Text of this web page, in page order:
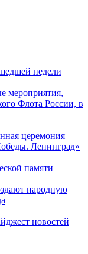
недели
мероприятия,
Флота России, в
церемония
Ленинград»
памяти
народную
новостей